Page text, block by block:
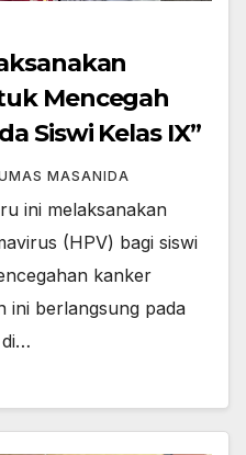
Mencegah
Siswi Kelas IX”
MASANIDA
ini melaksanakan
(HPV) bagi siswi
kanker
ini berlangsung pada
di…